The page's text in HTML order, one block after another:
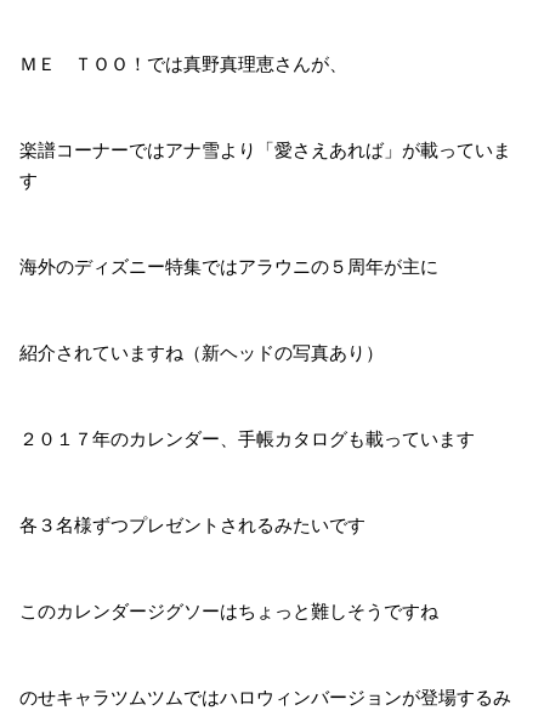
ＭＥ ＴＯＯ！では真野真理恵さんが、
楽譜コーナーではアナ雪より「愛さえあれば」が載っていま
す
海外のディズニー特集ではアラウニの５周年が主に
紹介されていますね（新ヘッドの写真あり）
２０１７年のカレンダー、手帳カタログも載っています
各３名様ずつプレゼントされるみたいです
このカレンダージグソーはちょっと難しそうですね
のせキャラツムツムではハロウィンバージョンが登場するみ